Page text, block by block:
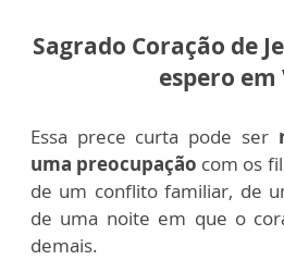
Sagrado Coração de
espero em
Essa prece curta pode ser
uma preocupação com os
de um conflito familiar, de
de uma noite em que o
demais.